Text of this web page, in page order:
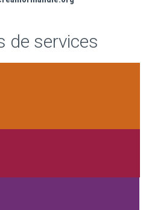
de services